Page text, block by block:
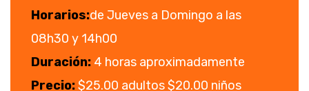
Horarios:de Jueves a Domingo a las
08h30 y 14h00
Duración: 4 horas aproximadamente
Precio:$25.00 adultos $20.00 niños